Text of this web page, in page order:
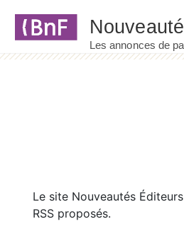
Le site Nouveautés Éditeurs
RSS proposés.